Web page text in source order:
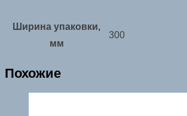
Ширина упаковки,
мм
300
Похожие